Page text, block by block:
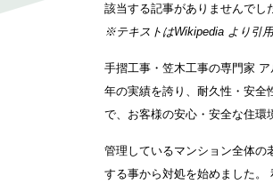
該当する記事がありませんでし
※テキストはWikipedia より引
手摺工事・笠木工事の専門家
年の実績を誇り、耐久性・安全
で、お客様の安心・安全な住環
管理しているマンション全体の
する事から対処を始めました。